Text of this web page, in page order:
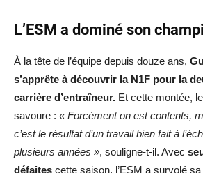
L’ESM a dominé son
À la tête de l’équipe depuis douze ans,
s’apprête à découvrir la N1F pour la
carrière d’entraîneur. Et cette montée,
savoure : « Forcément on est contents,
c’est le résultat d’un travail bien fait à
plusieurs années », souligne-t-il. Avec
défaites cette saison, l’ESM a survolé